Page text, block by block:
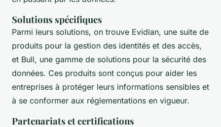
Solutions spécifiques
Parmi leurs solutions, on trouve Evidian, une suite de
produits pour la gestion des identités et des accès,
et Bull, une gamme de solutions pour la sécurité des
données. Ces produits sont conçus pour aider les
entreprises à protéger leurs informations sensibles et
à se conformer aux réglementations en vigueur.
Partenariats et certifications